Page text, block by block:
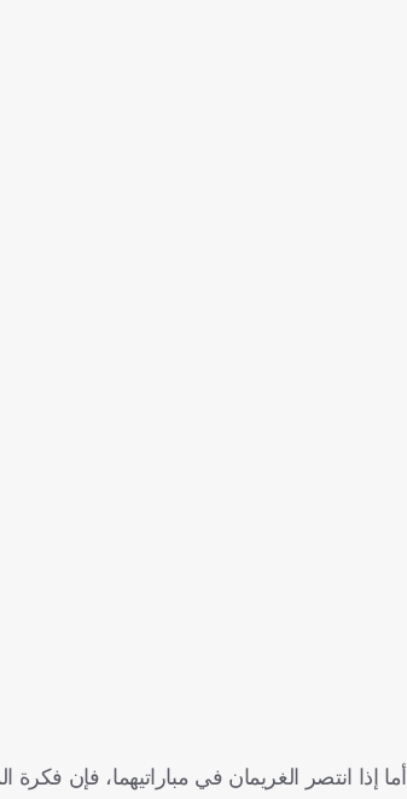
أما إذا انتصر الغريمان في مباراتيهما، فإن